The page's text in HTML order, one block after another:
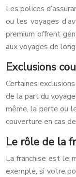
Les polices
ou les voyages
premium offrent
aux voyages de
Exclusions
Certaines
de la part du
même, la perte ou
couverture en cas
Le rôle de la
La franchise est le
exemple, si votre